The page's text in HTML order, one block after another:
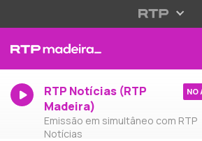
RTP Notícias (RTP
Madeira)
Emissão em simultâneo com RTP
Notícias
NO